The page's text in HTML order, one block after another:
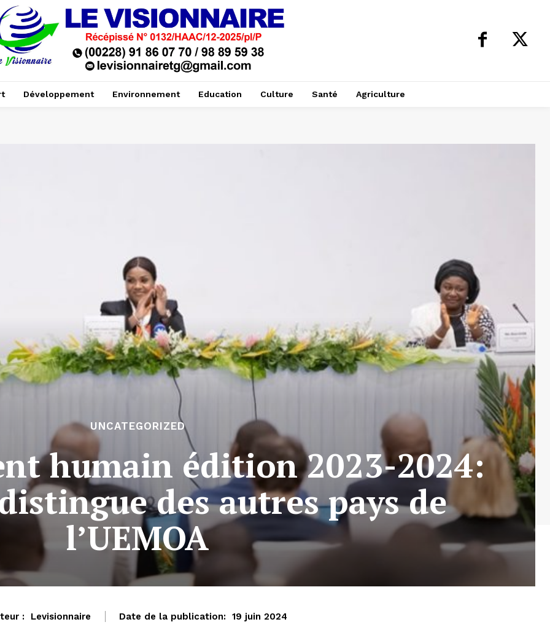
Développement Environnement Education Culture Santé Agriculture
UNCATEGORIZED
humain édition 2023-2024:
des autres pays de
l’UEMOA
: Levisionnaire Date de la publication: 19 juin 2024